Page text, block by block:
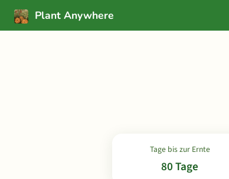
Plant Anywhere
Tage bis zur Ernte
80 Tage